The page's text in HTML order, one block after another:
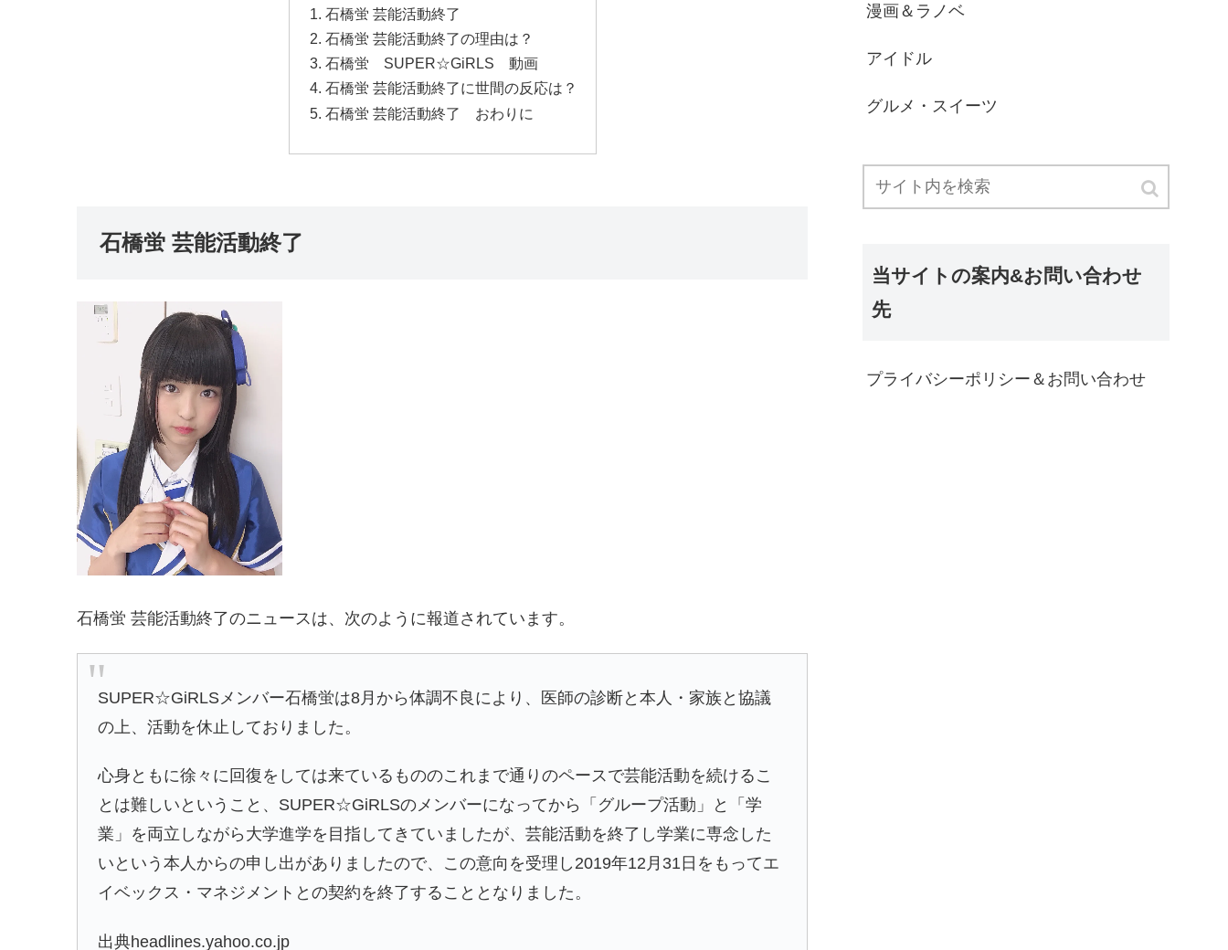
石橋蛍 芸能活動終了
石橋蛍 芸能活動終了の理由は？
石橋蛍 SUPER☆GiRLS 動画
石橋蛍 芸能活動終了に世間の反応は？
石橋蛍 芸能活動終了 おわりに
石橋蛍 芸能活動終了
石橋蛍 芸能活動終了のニュースは、次のように報道されています。
SUPER☆GiRLSメンバー石橋蛍は8月から体調不良により、医師の診断と本人・家族と協議
の上、活動を休止しておりました。
心身ともに徐々に回復をしては来ているもののこれまで通りのペースで芸能活動を続けるこ
とは難しいということ、SUPER☆GiRLSのメンバーになってから「グループ活動」と「学
業」を両立しながら大学進学を目指してきていましたが、芸能活動を終了し学業に専念した
いという本人からの申し出がありましたので、この意向を受理し2019年12月31日をもってエ
イベックス・マネジメントとの契約を終了することとなりました。
出典headlines.yahoo.co.jp
漫画＆ラノベ
アイドル
グルメ・スイーツ
当サイトの案内&お問い合わせ
先
プライバシーポリシー＆お問い合わせ